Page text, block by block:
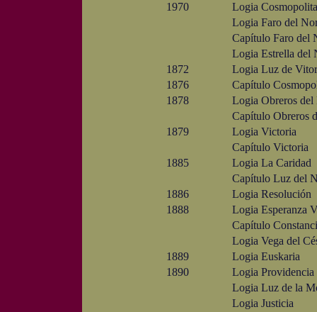
1970
Logia
Logia Faro del
Capítulo Faro del
Logia Estrella del
1872
Logia Luz de
1876
Capítulo
1878
Logia Obreros del
Capítulo Obreros
1879
Logia Victoria
Capítulo Victoria
1885
Logia La Caridad
Capítulo Luz del
1886
Logia Resolución
1888
Logia Esperanza
Capítulo
Logia Vega del
1889
Logia Euskaria
1890
Logia Providencia
Logia Luz de la
Logia Justicia